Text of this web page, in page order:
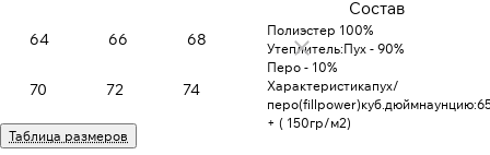
64 66 68
70 72 74
Таблица размеров
Состав
Полиэстер 100%
Утеплитель:Пух - 90%
Перо - 10%
Характеристикапух/
+ ( 150гр/м2)